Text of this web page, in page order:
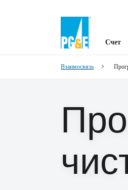
Счет
Взаимосвязь